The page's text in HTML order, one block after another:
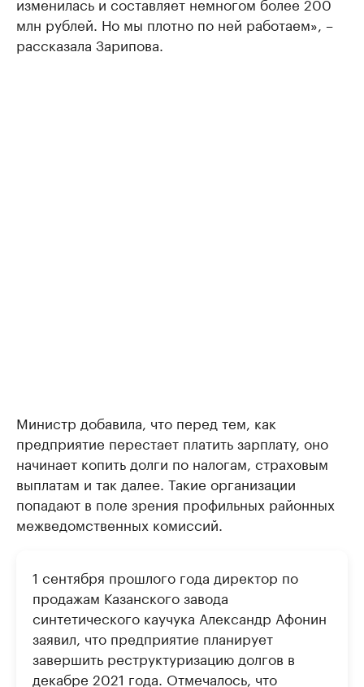
млн рублей. Но мы плотно по ней работаем», –
рассказала Зарипова.
Министр добавила, что перед тем, как
предприятие перестает платить зарплату, оно
начинает копить долги по налогам, страховым
выплатам и так далее. Такие организации
попадают в поле зрения профильных районных
межведомственных комиссий.
1 сентября прошлого года директор по
продажам Казанского завода
синтетического каучука Александр Афонин
заявил, что предприятие планирует
завершить реструктуризацию долгов в
декабре 2021 года. Отмечалось, что